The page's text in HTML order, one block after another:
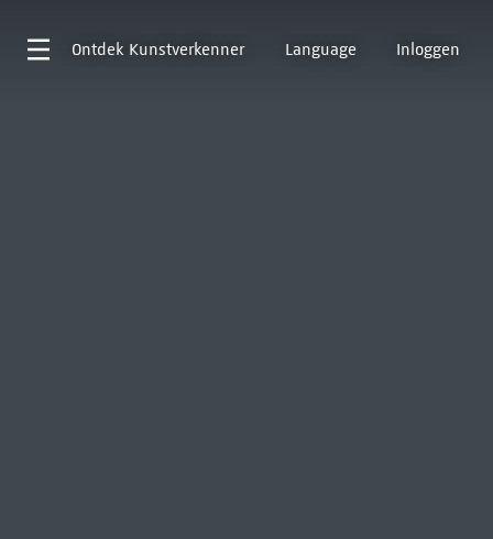
Ontdek Kunstverkenner Language Inloggen